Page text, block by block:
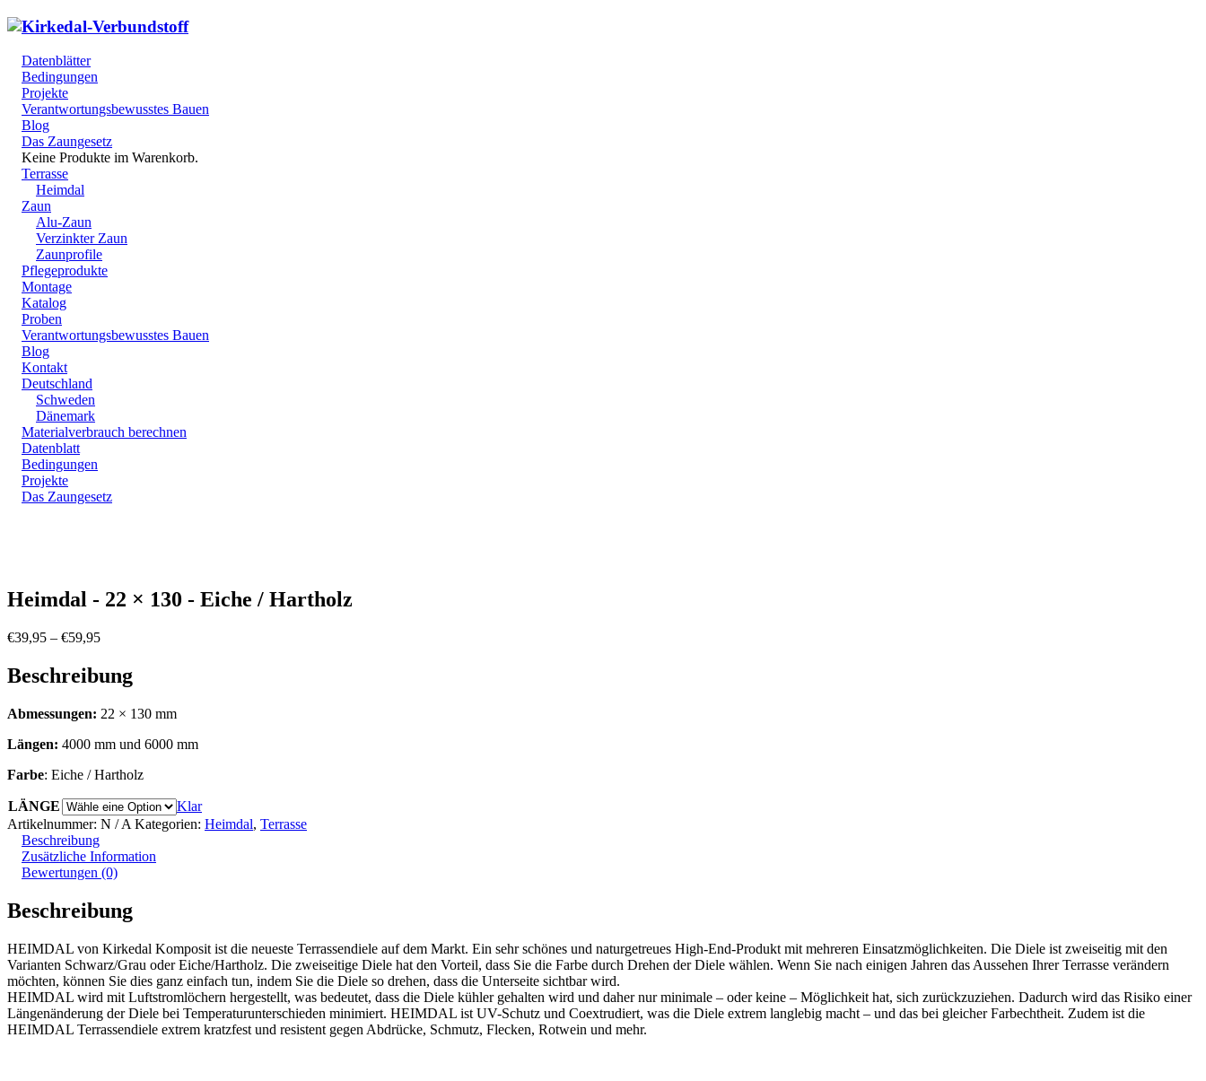
Datenblätter
Bedingungen
Projekte
Verantwortungsbewusstes Bauen
Blog
Das Zaungesetz
Keine Produkte im Warenkorb.
Terrasse
Heimdal
Zaun
Alu-Zaun
Verzinkter Zaun
Zaunprofile
Pflegeprodukte
Montage
Katalog
Proben
Verantwortungsbewusstes Bauen
Blog
Kontakt
Deutschland
Schweden
Dänemark
Materialverbrauch berechnen
Datenblatt
Bedingungen
Projekte
Das Zaungesetz
Heimdal - 22 × 130 - Eiche / Hartholz
€39,95 – €59,95Preisspanne:
€59,95
Beschreibung
Abmessungen: 22 × 130 mm
Längen: 4000 mm und 6000 mm
Farbe: Eiche / Hartholz
LÄNGE
Klar
Artikelnummer: N / A Kategorien: Heimdal, Terrasse
Beschreibung
Zusätzliche Information
Bewertungen (0)
Beschreibung
HEIMDAL von Kirkedal Komposit ist die neueste Terrassendiele auf dem Markt. Ein sehr schönes und naturgetreues High-End-Produkt mit mehreren Einsatzmöglichkeiten. Die Diele ist zweiseitig mit den
Varianten Schwarz/Grau oder Eiche/Hartholz. Die zweiseitige Diele hat den Vorteil, dass Sie die Farbe durch Drehen der Diele wählen. Wenn Sie nach einigen Jahren das Aussehen Ihrer Terrasse verändern
möchten, können Sie dies ganz einfach tun, indem Sie die Diele so drehen, dass die Unterseite sichtbar wird.
HEIMDAL wird mit Luftstromlöchern hergestellt, was bedeutet, dass die Diele kühler gehalten wird und daher nur minimale – oder keine – Möglichkeit hat, sich zurückzuziehen. Dadurch wird das Risiko einer
Längenänderung der Diele bei Temperaturunterschieden minimiert. HEIMDAL ist UV-Schutz und Coextrudiert, was die Diele extrem langlebig macht – und das bei gleicher Farbechtheit. Zudem ist die
HEIMDAL Terrassendiele extrem kratzfest und resistent gegen Abdrücke, Schmutz, Flecken, Rotwein und mehr.